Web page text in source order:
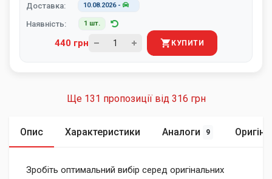
Доставка: 10.08.2026-
Наявність: 1 шт.
440 грн КУПИТИ
Ще 131 пропозиції від 316 грн
Опис Характеристики Аналоги 9
Зробіть оптимальний вибір серед оригінальних